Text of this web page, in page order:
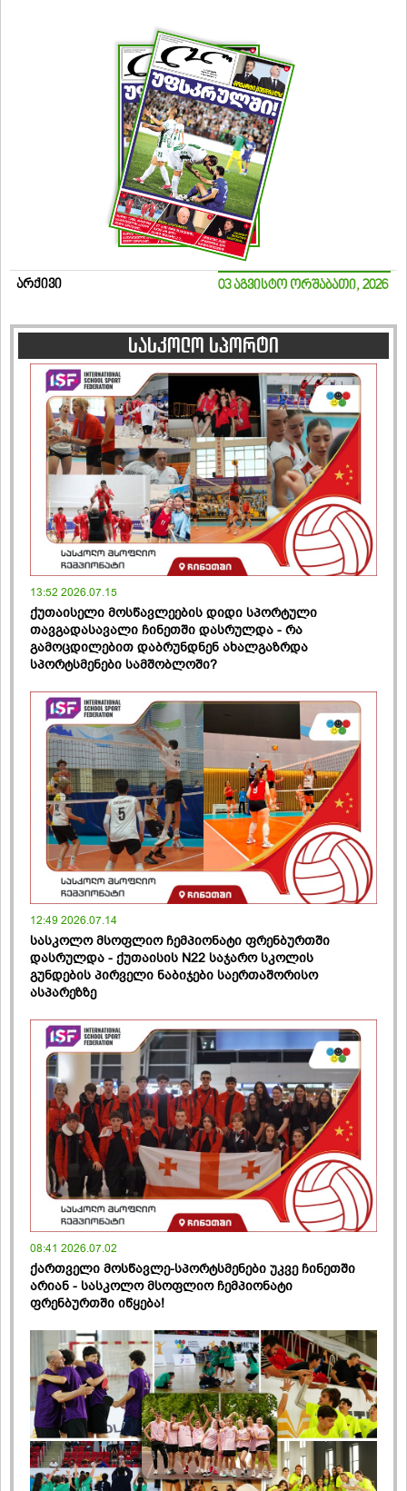
არქივი 03 აგვისტო ორშაბათი, 2026
სასკოლო სპორტი
13:52 2026.07.15
ქუთაისელი მოსწავლეების დიდი სპორტული
თავგადასავალი ჩინეთში დასრულდა - რა
გამოცდილებით დაბრუნდნენ ახალგაზრდა
სპორტსმენები სამშობლოში?
12:49 2026.07.14
სასკოლო მსოფლიო ჩემპიონატი ფრენბურთში
დასრულდა - ქუთაისის N22 საჯარო სკოლის
გუნდების პირველი ნაბიჯები საერთაშორისო
ასპარეზზე
08:41 2026.07.02
ქართველი მოსწავლე-სპორტსმენები უკვე ჩინეთში
არიან - სასკოლო მსოფლიო ჩემპიონატი
ფრენბურთში იწყება!